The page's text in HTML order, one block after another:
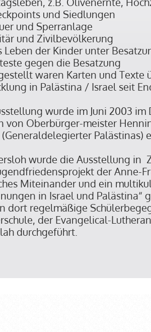
und Siedlungen
und Sperranlage
und Zivilbevölkerung
der Kinder unter
gegen die Besatzung
waren Karten und Texte
in Palästina / Israel seit
wurde im Juni 2003 im
von Oberbürger-meister
(Generaldelegierter Palästinas)
wurde die Ausstellung in
der Anne-
Miteinander und ein
in Israel und Palästina“
dort regelmäßige
der Evangelical-
durchgeführt.